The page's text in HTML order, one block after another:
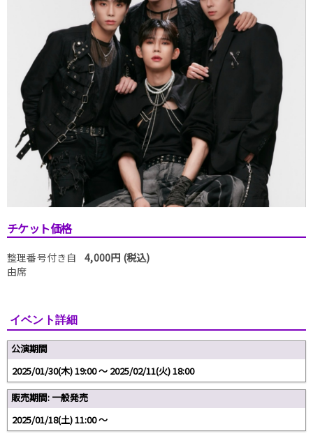
チケット価格
整理番号付き自
由席
4,000円 (税込)
イベント詳細
公演期間
2025/01/30(木) 19:00 〜 2025/02/11(火) 18:00
販売期間: 一般発売
2025/01/18(土) 11:00 〜